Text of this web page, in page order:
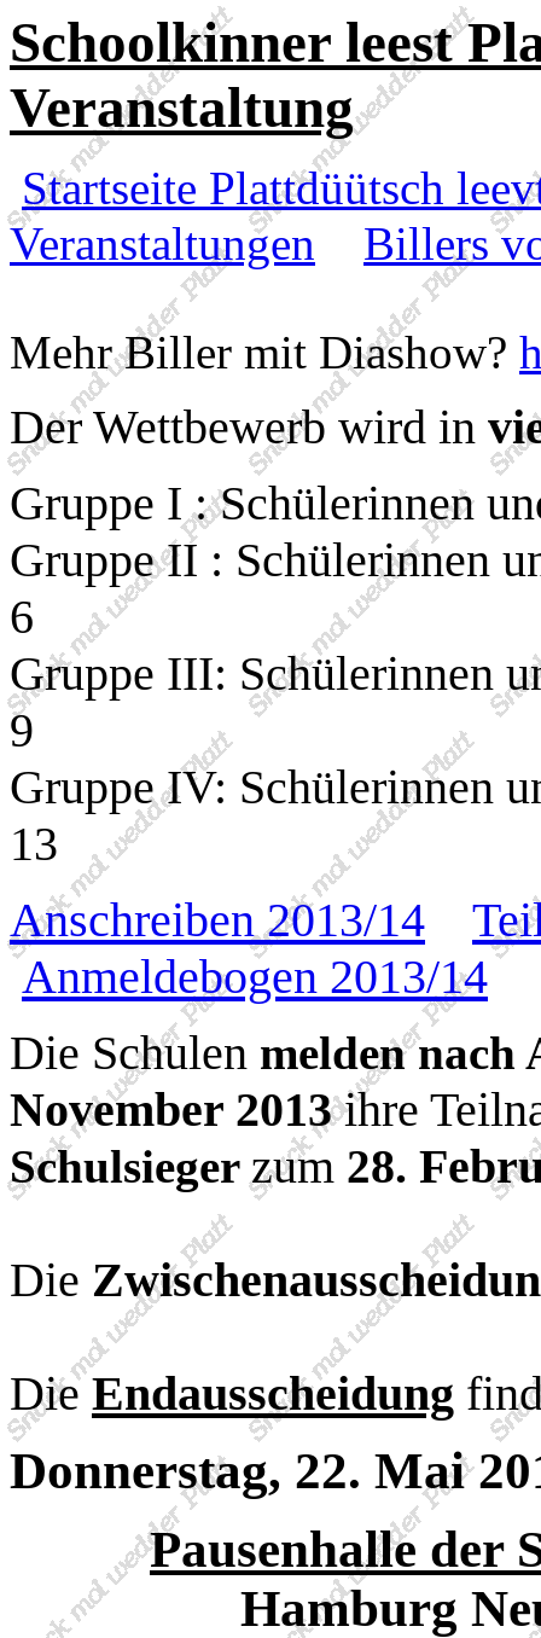
Schoolkinner leest
Veranstaltung
Startseite Plattdüütsch
Veranstaltungen
Billers
Mehr Biller mit Diashow?
Der Wettbewerb wird in
Gruppe I : Schülerinnen
Gruppe II : Schülerinnen
6
Gruppe III: Schülerinnen
9
Gruppe IV: Schülerinnen
13
Anschreiben 2013/14
Anmeldebogen 2013/14
Die Schulen melden nach
November 2013ihre
Schulsieger zum 28.
Die
DieEndausscheidung
Donnerstag, 22. Mai
Pausenhalle der
Hamburg